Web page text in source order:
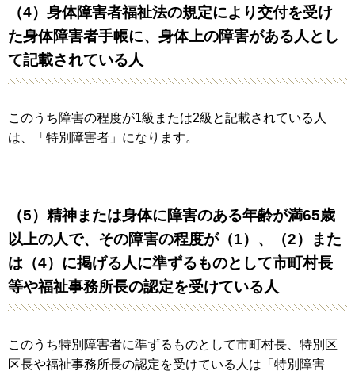
（4）身体障害者福祉法の規定により交付を受け
た身体障害者手帳に、身体上の障害がある人とし
て記載されている人
このうち障害の程度が1級または2級と記載されている人
は、「特別障害者」になります。
（5）精神または身体に障害のある年齢が満65歳
以上の人で、その障害の程度が（1）、（2）また
は（4）に掲げる人に準ずるものとして市町村長
等や福祉事務所長の認定を受けている人
このうち特別障害者に準ずるものとして市町村長、特別区
区長や福祉事務所長の認定を受けている人は「特別障害